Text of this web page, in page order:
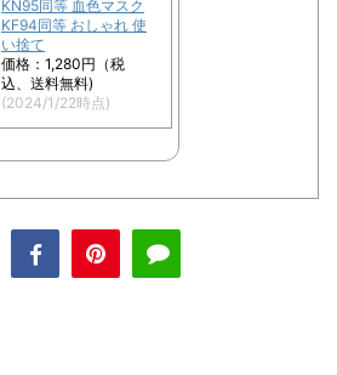
KN95同等 血色マスク
KF94同等 おしゃれ 使
い捨て
価格：1,280円（税
込、送料無料)
(2024/1/22時点)